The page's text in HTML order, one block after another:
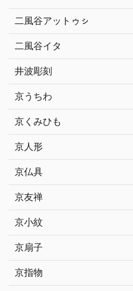
二風谷アットゥㇱ
二風谷イタ
井波彫刻
京うちわ
京くみひも
京人形
京仏具
京友禅
京小紋
京扇子
京指物